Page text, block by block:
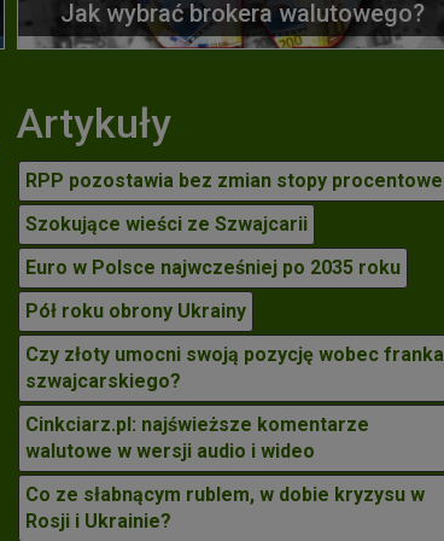
Jak wybrać brokera walutowego?
Artykuły
RPP pozostawia bez zmian stopy procentowe
Szokujące wieści ze Szwajcarii
Euro w Polsce najwcześniej po 2035 roku
Pół roku obrony Ukrainy
Czy złoty umocni swoją pozycję wobec franka
szwajcarskiego?
Cinkciarz.pl: najświeższe komentarze
walutowe w wersji audio i wideo
Co ze słabnącym rublem, w dobie kryzysu w
Rosji i Ukrainie?